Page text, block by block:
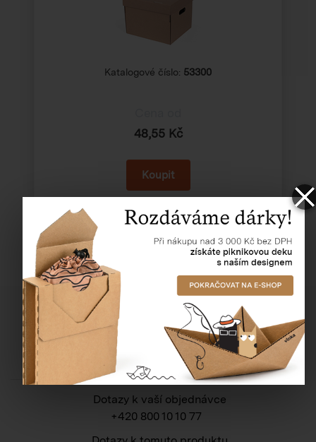
Katalogové číslo: 53300
48,55 Kč
Potřebujete poradit?
Dotazy k vaší objednávce
+420 800 10 10 77